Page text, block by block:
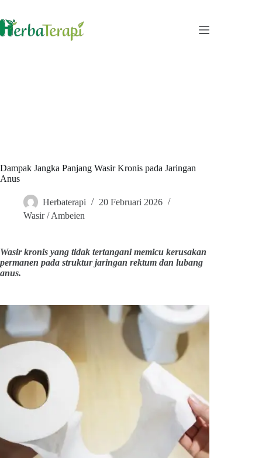
content
Dampak Jangka Panjang Wasir Kronis pada Jaringan
Anus
Herbaterapi
20 Februari 2026
Wasir / Ambeien
Wasir kronis yang tidak tertangani memicu kerusakan
permanen pada struktur jaringan rektum dan lubang
anus.